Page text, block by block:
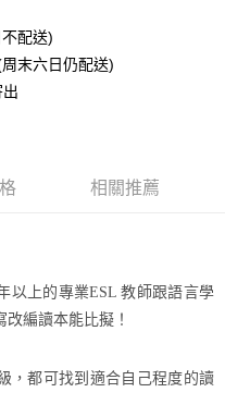
配送)
末六日仍配送)
相關推薦
以上的專業ESL教師跟語言學
編讀本能比擬！
，都可找到適合自己程度的讀